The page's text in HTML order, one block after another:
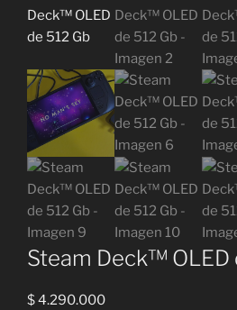
Steam Deck™ OLED
$4.290.000